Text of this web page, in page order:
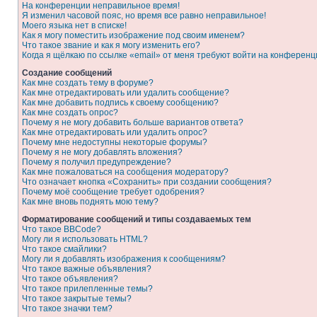
На конференции неправильное время!
Я изменил часовой пояс, но время все равно неправильное!
Моего языка нет в списке!
Как я могу поместить изображение под своим именем?
Что такое звание и как я могу изменить его?
Когда я щёлкаю по ссылке «email» от меня требуют войти на
Создание сообщений
Как мне создать тему в форуме?
Как мне отредактировать или удалить сообщение?
Как мне добавить подпись к своему сообщению?
Как мне создать опрос?
Почему я не могу добавить больше вариантов ответа?
Как мне отредактировать или удалить опрос?
Почему мне недоступны некоторые форумы?
Почему я не могу добавлять вложения?
Почему я получил предупреждение?
Как мне пожаловаться на сообщения модератору?
Что означает кнопка «Сохранить» при создании сообщения?
Почему моё сообщение требует одобрения?
Как мне вновь поднять мою тему?
Форматирование сообщений и типы создаваемых тем
Что такое BBCode?
Могу ли я использовать HTML?
Что такое смайлики?
Могу ли я добавлять изображения к сообщениям?
Что такое важные объявления?
Что такое объявления?
Что такое прилепленные темы?
Что такое закрытые темы?
Что такое значки тем?